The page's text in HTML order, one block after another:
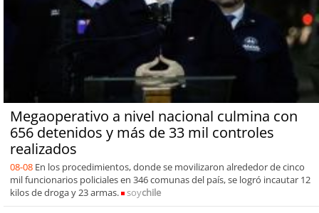
Megaoperativo a nivel nacional culmina con
656 detenidos y más de 33 mil controles
realizados
08-08 En los procedimientos, donde se movilizaron alrededor de cinco
mil funcionarios policiales en 346 comunas del país, se logró incautar 12
kilos de droga y 23 armas.
soychile